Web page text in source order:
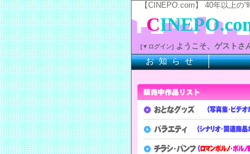
【CINEPO.com】 40年以上の
C
[▼ログイン] ようこそ、ゲストさ
お 知 ら せ